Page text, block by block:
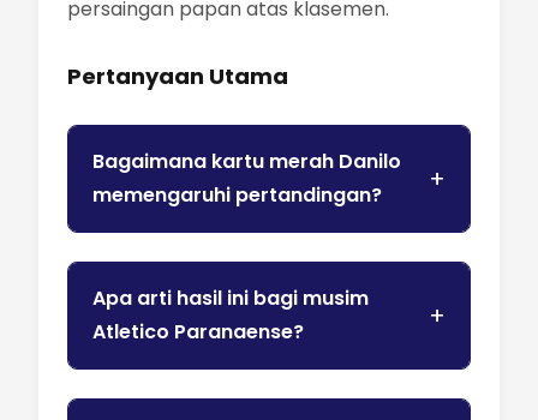
persaingan papan atas klasemen.
Pertanyaan Utama
Bagaimana kartu merah Danilo
memengaruhi pertandingan?
Apa arti hasil ini bagi musim
Atletico Paranaense?